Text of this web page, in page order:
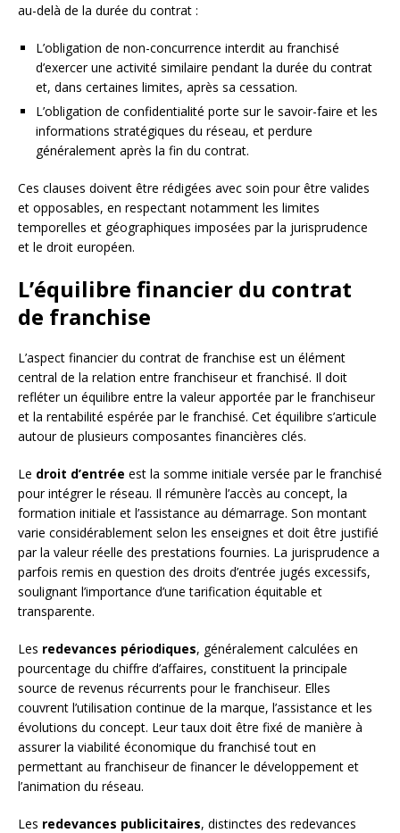
au-delà de la durée du contrat :
L’obligation de non-concurrence interdit au franchisé
d’exercer une activité similaire pendant la durée du contrat
et, dans certaines limites, après sa cessation.
L’obligation de confidentialité porte sur le savoir-faire et les
informations stratégiques du réseau, et perdure
généralement après la fin du contrat.
Ces clauses doivent être rédigées avec soin pour être valides
et opposables, en respectant notamment les limites
temporelles et géographiques imposées par la jurisprudence
et le droit européen.
L’équilibre financier du contrat
de franchise
L’aspect financier du contrat de franchise est un élément
central de la relation entre franchiseur et franchisé. Il doit
refléter un équilibre entre la valeur apportée par le franchiseur
et la rentabilité espérée par le franchisé. Cet équilibre s’articule
autour de plusieurs composantes financières clés.
Le droit d’entrée est la somme initiale versée par le franchisé
pour intégrer le réseau. Il rémunère l’accès au concept, la
formation initiale et l’assistance au démarrage. Son montant
varie considérablement selon les enseignes et doit être justifié
par la valeur réelle des prestations fournies. La jurisprudence a
parfois remis en question des droits d’entrée jugés excessifs,
soulignant l’importance d’une tarification équitable et
transparente.
Les redevances périodiques, généralement calculées en
pourcentage du chiffre d’affaires, constituent la principale
source de revenus récurrents pour le franchiseur. Elles
couvrent l’utilisation continue de la marque, l’assistance et les
évolutions du concept. Leur taux doit être fixé de manière à
assurer la viabilité économique du franchisé tout en
permettant au franchiseur de financer le développement et
l’animation du réseau.
Les redevances publicitaires, distinctes des redevances